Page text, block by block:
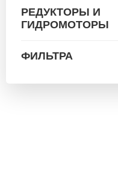
РЕДУКТОРЫ И
ГИДРОМОТОРЫ
ФИЛЬТРА